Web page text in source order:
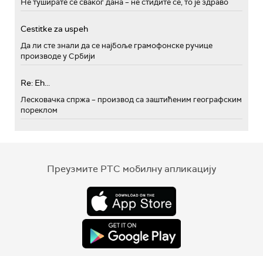
Cestitke za uspeh
Да ли сте знали да се најбоље грамофонске ручице
производе у Србији
Re: Eh...
Лесковачка спржа – производ са заштићеним географским
пореклом
Преузмите РТС мобилну апликацију